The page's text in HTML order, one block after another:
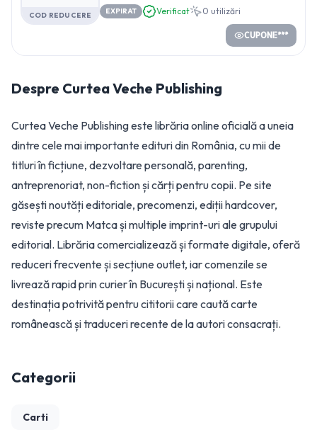
COD REDUCERE EXPIRAT Verificat 0 utilizări
CUPONE***
Despre Curtea Veche Publishing
Curtea Veche Publishing este librăria online oficială a uneia
dintre cele mai importante edituri din România, cu mii de
titluri în ficțiune, dezvoltare personală, parenting,
antreprenoriat, non-fiction și cărți pentru copii. Pe site
găsești noutăți editoriale, precomenzi, ediții hardcover,
reviste precum Matca și multiple imprint-uri ale grupului
editorial. Librăria comercializează și formate digitale, oferă
reduceri frecvente și secțiune outlet, iar comenzile se
livrează rapid prin curier în București și național. Este
destinația potrivită pentru cititorii care caută carte
românească și traduceri recente de la autori consacrați.
Categorii
Carti